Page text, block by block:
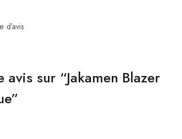
d’avis.
sur “Jakamen Blazer